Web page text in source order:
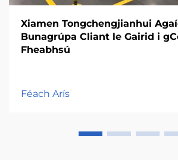
Xiamen Tongchengjianhui
Bunagrúpa Cliant le Gairid i
Fheabhsú
Féach Arís